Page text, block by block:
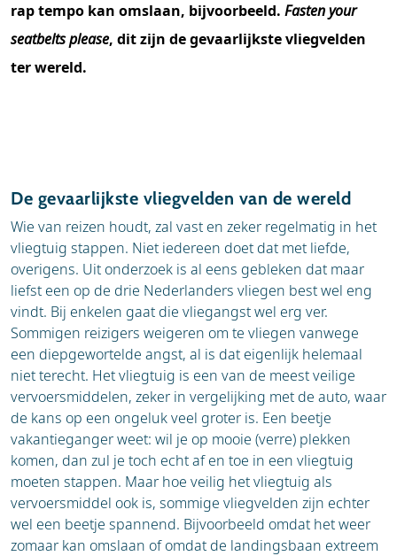
rap tempo kan omslaan, bijvoorbeeld. Fasten your
seatbelts please, dit zijn de gevaarlijkste vliegvelden
ter wereld.
De gevaarlijkste vliegvelden van de wereld
Wie van reizen houdt, zal vast en zeker regelmatig in het
vliegtuig stappen. Niet iedereen doet dat met liefde,
overigens. Uit onderzoek is al eens gebleken dat maar
liefst een op de drie Nederlanders vliegen best wel eng
vindt. Bij enkelen gaat die vliegangst wel erg ver.
Sommigen reizigers weigeren om te vliegen vanwege
een diepgewortelde angst, al is dat eigenlijk helemaal
niet terecht. Het vliegtuig is een van de meest veilige
vervoersmiddelen, zeker in vergelijking met de auto, waar
de kans op een ongeluk veel groter is. Een beetje
vakantieganger weet: wil je op mooie (verre) plekken
komen, dan zul je toch echt af en toe in een vliegtuig
moeten stappen. Maar hoe veilig het vliegtuig als
vervoersmiddel ook is, sommige vliegvelden zijn echter
wel een beetje spannend. Bijvoorbeeld omdat het weer
zomaar kan omslaan of omdat de landingsbaan extreem